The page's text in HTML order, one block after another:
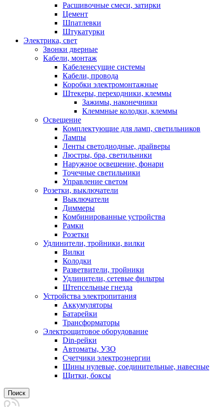
Расшивочные смеси, затирки
Цемент
Шпатлевки
Штукатурки
Электрика, свет
Звонки дверные
Кабели, монтаж
Кабеленесущие системы
Кабели, провода
Коробки электромонтажные
Штекеры, переходники, клеммы
Зажимы, наконечники
Клеммные колодки, клеммы
Освещение
Комплектующие для ламп, светильников
Лампы
Ленты светодиодные, драйверы
Люстры, бра, светильники
Наружное освещение, фонари
Точечные светильники
Управление светом
Розетки, выключатели
Выключатели
Диммеры
Комбинированные устройства
Рамки
Розетки
Удлинители, тройники, вилки
Вилки
Колодки
Разветвители, тройники
Удлинители, сетевые фильтры
Штепсельные гнезда
Устройства электропитания
Аккумуляторы
Батарейки
Трансформаторы
Электрощитовое оборудование
Din-рейки
Автоматы, УЗО
Счетчики электроэнергии
Шины нулевые, соединительные, навесные
Щитки, боксы
Поиск